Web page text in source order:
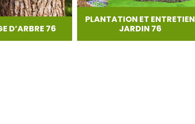
D’ARBRE 76
PLANTATION ET ENTRETIEN
JARDIN 76